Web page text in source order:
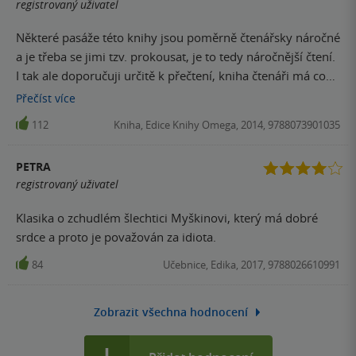
registrovaný uživatel
Některé pasáže této knihy jsou poměrně čtenářsky náročné
a je třeba se jimi tzv. prokousat, je to tedy náročnější čtení.
I tak ale doporučuji určitě k přečtení, kniha čtenáři má co
dát a obohatí jej.
Přečíst více
112 Kniha, Edice Knihy Omega, 2014, 9788073901035
PETRA
registrovaný uživatel
Klasika o zchudlém šlechtici Myškinovi, který má dobré
srdce a proto je považován za idiota.
84 Učebnice, Edika, 2017, 9788026610991
Zobrazit všechna hodnocení